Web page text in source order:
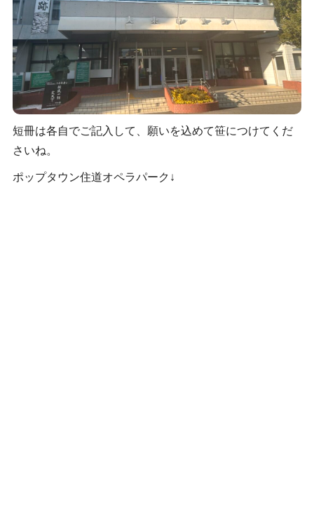
短冊は各自でご記入して、願いを込めて笹につけてくだ
さいね。
ポップタウン住道オペラパーク↓